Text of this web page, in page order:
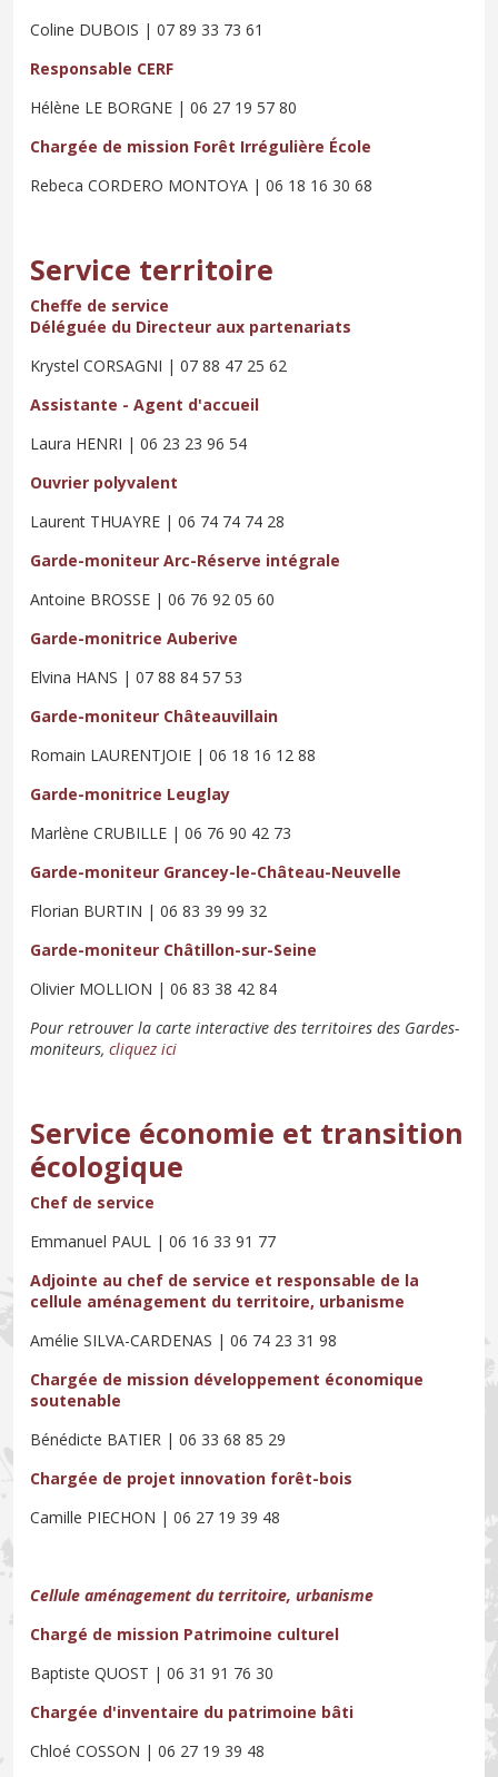
Coline DUBOIS | 07 89 33 73 61
Responsable CERF
Hélène LE BORGNE | 06 27 19 57 80
Chargée de mission Forêt Irrégulière École
Rebeca CORDERO MONTOYA | 06 18 16 30 68
Service territoire
Cheffe de service
Déléguée du Directeur aux partenariats
Krystel CORSAGNI | 07 88 47 25 62
Assistante - Agent d'accueil
Laura HENRI | 06 23 23 96 54
Ouvrier polyvalent
Laurent THUAYRE | 06 74 74 74 28
Garde-moniteur Arc-Réserve intégrale
Antoine BROSSE | 06 76 92 05 60
Garde-monitrice Auberive
Elvina HANS | 07 88 84 57 53
Garde-moniteur Châteauvillain
Romain LAURENTJOIE | 06 18 16 12 88
Garde-monitrice Leuglay
Marlène CRUBILLE | 06 76 90 42 73
Garde-moniteur Grancey-le-Château-Neuvelle
Florian BURTIN | 06 83 39 99 32
Garde-moniteur Châtillon-sur-Seine
Olivier MOLLION | 06 83 38 42 84
Pour retrouver la carte interactive des territoires des Gardes-
moniteurs, cliquez ici
Service économie et transition
écologique
Chef de service
Emmanuel PAUL | 06 16 33 91 77
Adjointe au chef de service et responsable de la
cellule aménagement du territoire, urbanisme
Amélie SILVA-CARDENAS | 06 74 23 31 98
Chargée de mission développement économique
soutenable
Bénédicte BATIER | 06 33 68 85 29
Chargée de projet innovation forêt-bois
Camille PIECHON | 06 27 19 39 48
Cellule aménagement du territoire, urbanisme
Chargé de mission Patrimoine culturel
Baptiste QUOST | 06 31 91 76 30
Chargée d'inventaire du patrimoine bâti
Chloé COSSON | 06 27 19 39 48